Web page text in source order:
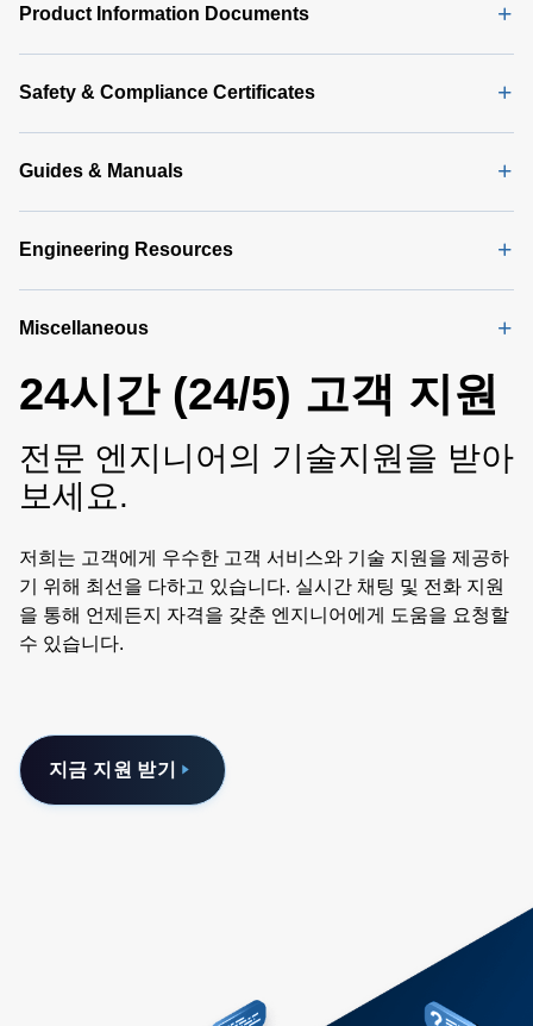
Product Information Documents
Safety & Compliance Certificates
Guides & Manuals
Engineering Resources
Miscellaneous
24시간 (24/5) 고객 지원
전문 엔지니어의 기술지원을 받아
보세요.
저희는 고객에게 우수한 고객 서비스와 기술 지원을 제공하
기 위해 최선을 다하고 있습니다. 실시간 채팅 및 전화 지원
을 통해 언제든지 자격을 갖춘 엔지니어에게 도움을 요청할
수 있습니다.
지금 지원 받기